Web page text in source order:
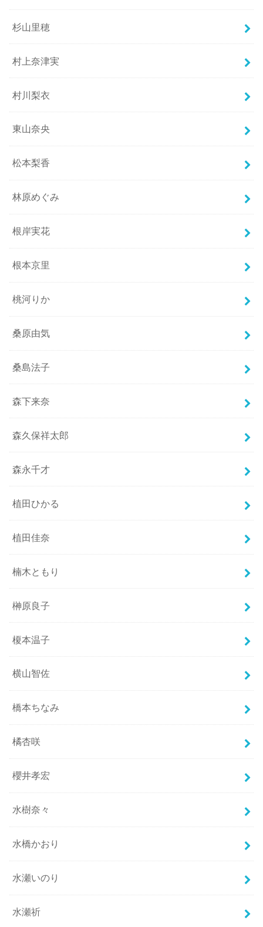
杉山里穂
村上奈津実
村川梨衣
東山奈央
松本梨香
林原めぐみ
根岸実花
根本京里
桃河りか
桑原由気
桑島法子
森下来奈
森久保祥太郎
森永千才
植田ひかる
植田佳奈
楠木ともり
榊原良子
榎本温子
横山智佐
橋本ちなみ
橘杏咲
櫻井孝宏
水樹奈々
水橋かおり
水瀬いのり
水瀬祈